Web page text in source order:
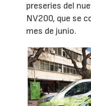
preseries del
NV200, que se
mes de junio.